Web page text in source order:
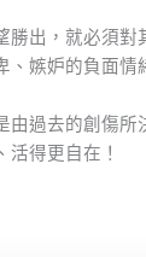
出，就必須對
嫉妒的負面情
過去的創傷所
活得更自在！